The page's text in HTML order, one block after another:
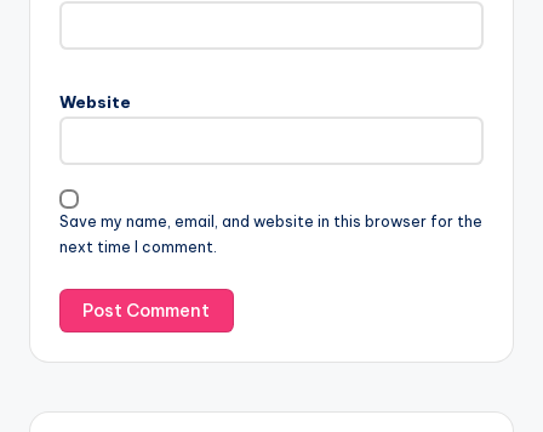
Website
Save my name, email, and website in this browser for the
next time I comment.